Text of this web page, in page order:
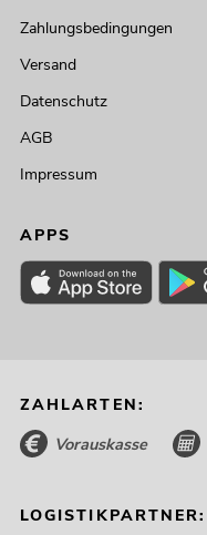
Zahlungsbedingungen
Versand
Datenschutz
AGB
Impressum
APPS
ZAHLARTEN:
Vorauskasse
LOGISTIKPARTNER: